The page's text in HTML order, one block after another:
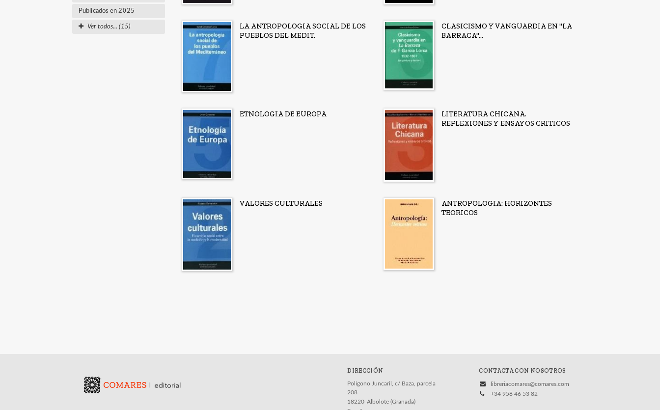
Publicados en 2025
Ver todos... (15)
LA ANTROPOLOGIA SOCIAL DE LOS
PUEBLOS DEL MEDIT.
CLASICISMO Y VANGUARDIA EN "LA
BARRACA"...
ETNOLOGIA DE EUROPA
LITERATURA CHICANA.
REFLEXIONES Y ENSAYOS CRITICOS
VALORES CULTURALES
ANTROPOLOGIA: HORIZONTES
TEORICOS
DIRECCIÓN
Polígono Juncaril, c/ Baza, parcela
208
18220 Albolote (Granada)
CONTACTA CON NOSOTROS
libreriacomares@comares.com
+34 958 46 53 82